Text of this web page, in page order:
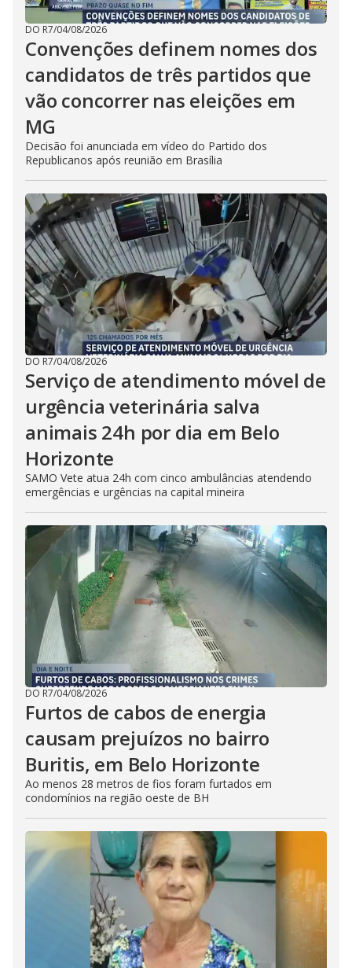
DO R7/04/08/2026
Convenções definem nomes dos
candidatos de três partidos que
vão concorrer nas eleições em
MG
Decisão foi anunciada em vídeo do Partido dos
Republicanos após reunião em Brasília
DO R7/04/08/2026
Serviço de atendimento móvel de
urgência veterinária salva
animais 24h por dia em Belo
Horizonte
SAMO Vete atua 24h com cinco ambulâncias atendendo
emergências e urgências na capital mineira
DO R7/04/08/2026
Furtos de cabos de energia
causam prejuízos no bairro
Buritis, em Belo Horizonte
Ao menos 28 metros de fios foram furtados em
condomínios na região oeste de BH